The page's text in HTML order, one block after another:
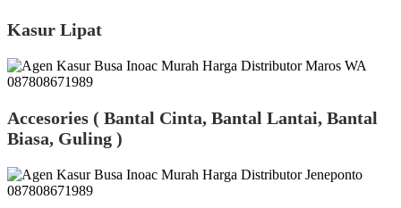
Kasur Lipat
Accesories ( Bantal Cinta, Bantal Lantai, Bantal
Biasa, Guling )